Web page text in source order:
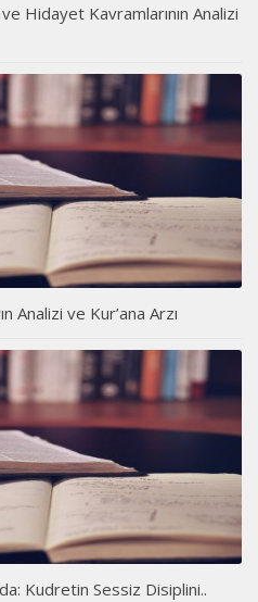
Hidayet Kavramlarının Analizi
Analizi ve Kur’ana Arzı
Kudretin Sessiz Disiplini..